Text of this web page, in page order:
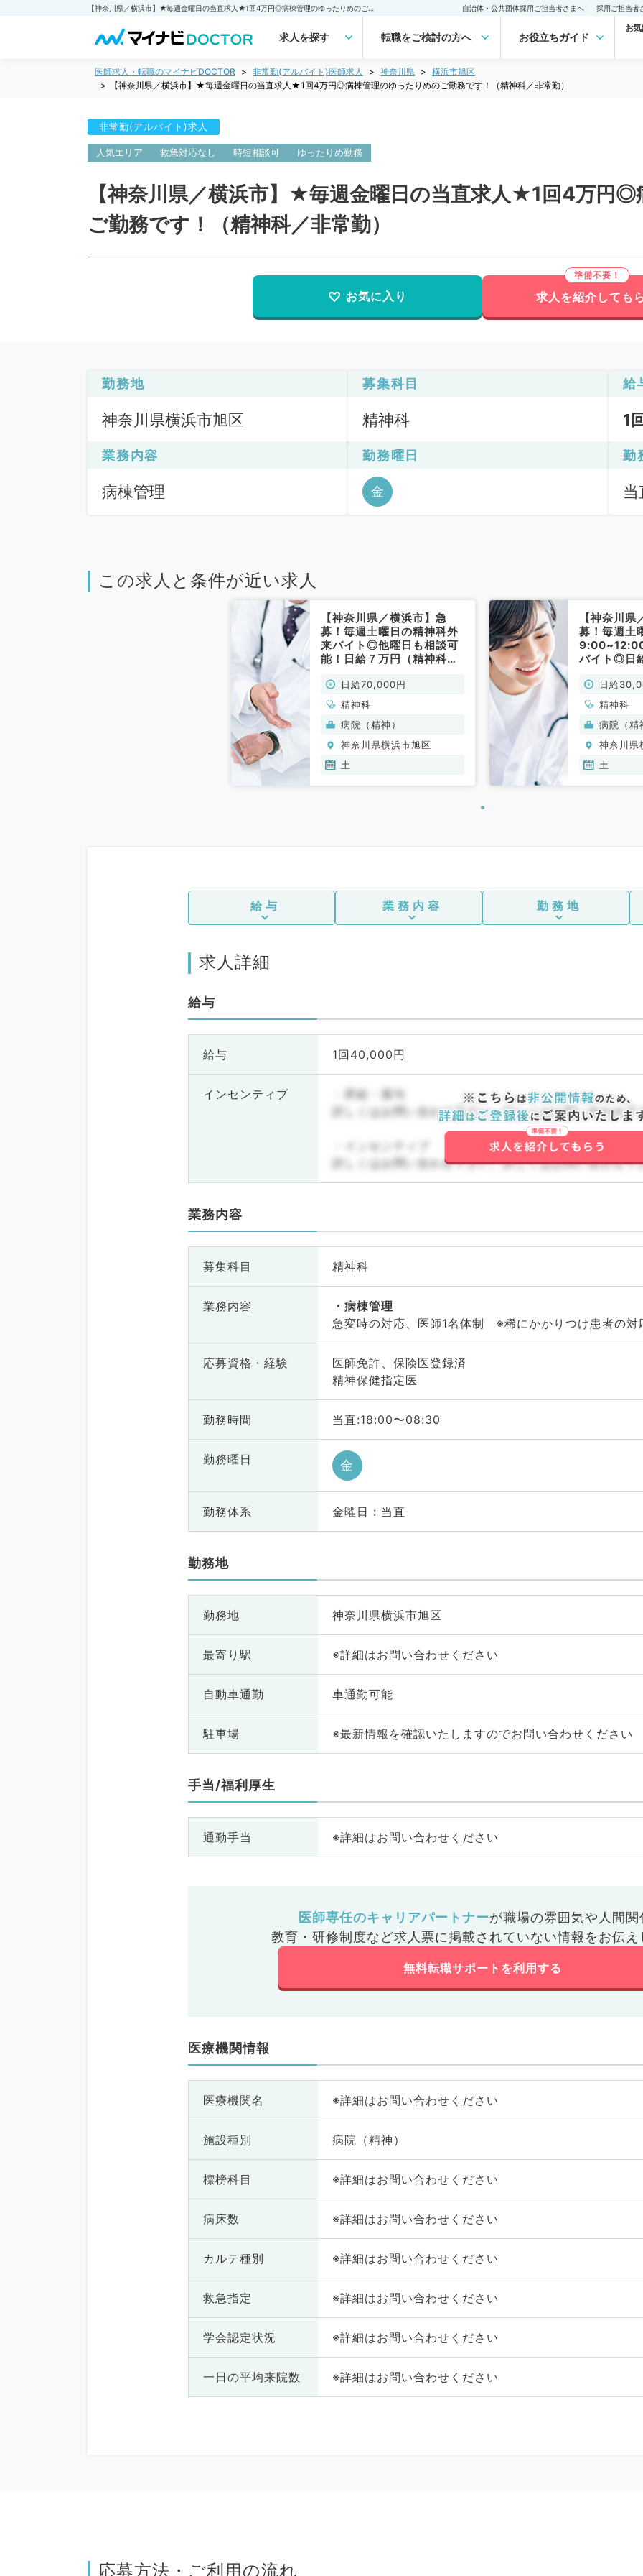
自治体・公共団体採用ご担当者さまへ 採用ご担当者
求人を探す 転職をご検討の方へ お役立ちガイド
お
医師求人・転職のマイナビDOCTOR 非常勤(アルバイト)医師求人 神奈川県
横浜市旭区
【神奈川県／横浜市】★毎週金曜日の当直求人★1回4万円◎病棟管理のゆったりめのご勤務です！（精神科／非常勤）
非常勤(アルバイト)求人
人気エリア 救急対応なし 時短相談可 ゆったりめ勤務
【神奈川県／横浜市】★毎週金曜日の当直求人★1回4万円
ご勤務です！（精神科／非常勤）
お気に入り 求人を紹介しても
勤務地
神奈川県横浜市旭区
募集科目
精神科
給
1
業務内容
病棟管理
勤務曜日
金
勤
この求人と条件が近い求人
【神奈川県／横浜市】急
募！毎週土曜日の精神科外
来バイト◎他曜日も相談可
能！日給７万円（精神科／
日給70,000円
精神科
病院（精神）
神奈川県横浜市旭区
土
【神奈川
募！毎週土
バイト◎日
日給
精神科
病院（精
神奈川県
土
給与 業務内容 勤務地
求人詳細
給与
給与 1回40,000円
インセンティブ
・昇給・賞与
詳しくはお問い合わせ下さい。詳しくはお問い合わせ下
・インセンティブ
詳しくはお問い合わせ下さい。詳しくはお問い合わせ下
業務内容
募集科目 精神科
業務内容
病棟管理
急変時の対応、医師1名体制 ※稀にかかりつけ患者の対
応募資格・ 経験
医師免許、保険医登録済
精神保健指定医
勤務時間 当直:18:00〜08:30
勤務曜日 金
勤務体系 金曜日 : 当直
勤務地
勤務地 神奈川県横浜市旭区
最寄り駅 ※詳細はお問い合わせください
自動車通勤 車通勤可能
駐車場 ※最新情報を確認いたしますのでお問い合わせください
手当/福利厚生
通勤手当 ※詳細はお問い合わせください
医師専任のキャリアパートナーが職場の雰囲気や人間関
教育・研修制度など求人票に掲載されていない情報をお伝え
無料転職サポートを利用する
医療機関情報
医療機関名 ※詳細はお問い合わせください
施設種別 病院（精神）
標榜科目 ※詳細はお問い合わせください
病床数 ※詳細はお問い合わせください
カルテ種別 ※詳細はお問い合わせください
救急指定 ※詳細はお問い合わせください
学会認定状況 ※詳細はお問い合わせください
一日の平均来院数 ※詳細はお問い合わせください
応募方法・ご利用の流れ